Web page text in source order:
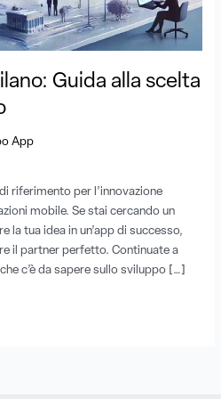
Guida alla scelta
App
riferimento per l’innovazione
mobile. Se stai cercando un
tua idea in un’app di successo,
il partner perfetto. Continuate a
c’è da sapere sullo sviluppo […]